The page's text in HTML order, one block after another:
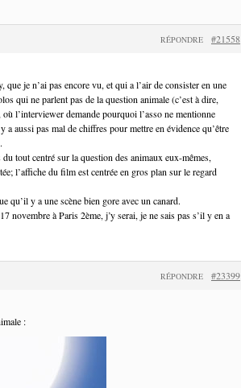
#21558
RÉPONDRE
je n’ai pas encore vu, et qui a l’air de consister en une
qui ne parlent pas de la question animale (c’est à dire,
l’interviewer demande pourquoi l’asso ne mentionne
aussi pas mal de chiffres pour mettre en évidence qu’être
tout centré sur la question des animaux eux-mêmes,
l’affiche du film est centrée en gros plan sur le regard
qu’il y a une scène bien gore avec un canard.
novembre à Paris 2ème, j’y serai, je ne sais pas s’il y en a
#23399
RÉPONDRE
: